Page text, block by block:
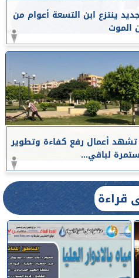
ينتزع ابن التسعة أعوام من
الموت
أعمال رفع كفاءة وتطوير
لباقي...
قراءة